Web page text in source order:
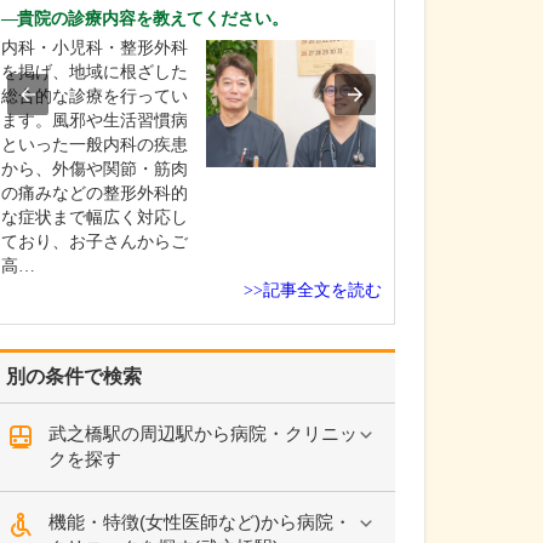
別の条件で検索
武之橋駅の周辺駅から病院・クリニッ
クを探す
機能・特徴(女性医師など)から病院・
貴院の診療内容を教えてください。
内科・小児科・整形外科
を掲げ、地域に根ざした
総合的な診療を行ってい
ます。風邪や生活習慣病
といった一般内科の疾患
から、外傷や関節・筋肉
の痛みなどの整形外科的
な症状まで幅広く対応し
ており、お子さんからご
高…
>>記事全文を読む